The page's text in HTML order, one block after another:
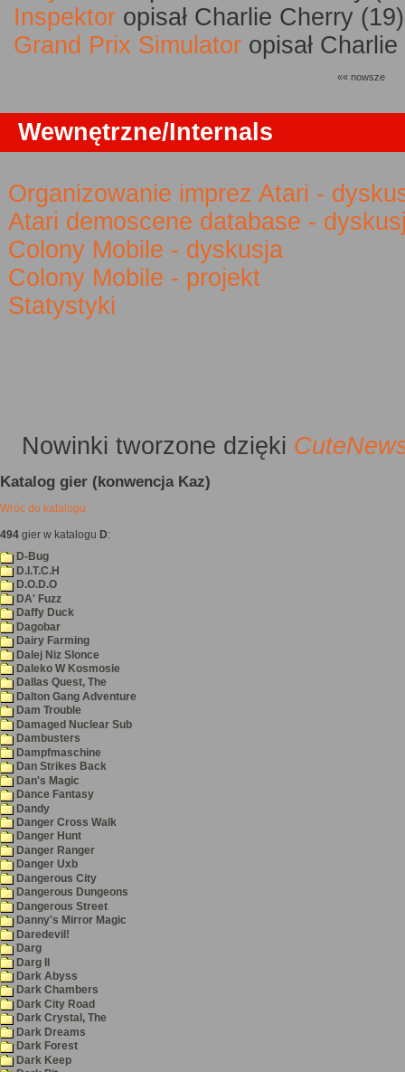
Inspektor opisał Charlie Cherry (19)
Grand Prix Simulator opisał
«« nowsze
Wewnętrzne/Internals
Organizowanie imprez Atari -
Atari demoscene database -
Colony Mobile - dyskusja
Colony Mobile - projekt
Statystyki
Nowinki tworzone dzięki
Katalog gier (konwencja Kaz)
Wróc do katalogu
494 gier w katalogu D:
D-Bug
D.I.T.C.H
D.O.D.O
DA' Fuzz
Daffy Duck
Dagobar
Dairy Farming
Dalej Niz Slonce
Daleko W Kosmosie
Dallas Quest, The
Dalton Gang Adventure
Dam Trouble
Damaged Nuclear Sub
Dambusters
Dampfmaschine
Dan Strikes Back
Dan's Magic
Dance Fantasy
Dandy
Danger Cross Walk
Danger Hunt
Danger Ranger
Danger Uxb
Dangerous City
Dangerous Dungeons
Dangerous Street
Danny's Mirror Magic
Daredevil!
Darg
Darg II
Dark Abyss
Dark Chambers
Dark City Road
Dark Crystal, The
Dark Dreams
Dark Forest
Dark Keep